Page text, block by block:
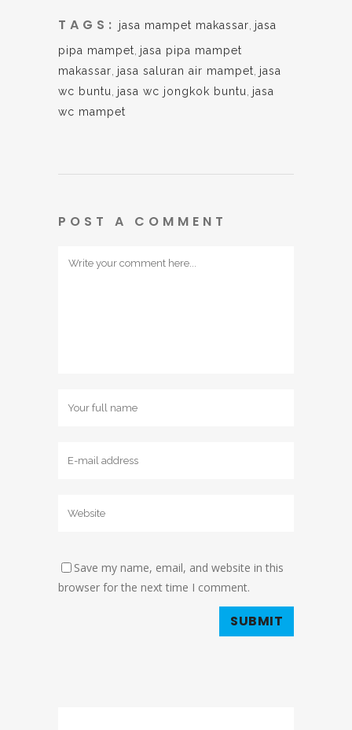
TAGS: jasa mampet makassar jasa
pipa mampet jasa pipa mampet
makassar jasa saluran air mampet jasa
wc buntu
jasa wc jongkok buntu
jasa
wc mampet
POST A COMMENT
Save my name, email, and website in this
browser for the next time I comment.